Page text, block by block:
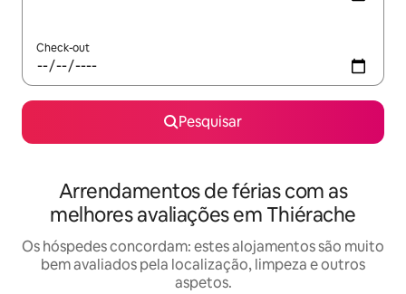
Check-out
Pesquisar
Arrendamentos de férias com as
melhores avaliações em Thiérache
Os hóspedes concordam: estes alojamentos são muito
bem avaliados pela localização, limpeza e outros
aspetos.